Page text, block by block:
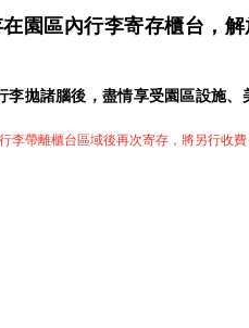
園區內行李寄存櫃台，
李拋諸腦後，盡情享受園區設施
李帶離櫃台區域後再次寄存，將另行收